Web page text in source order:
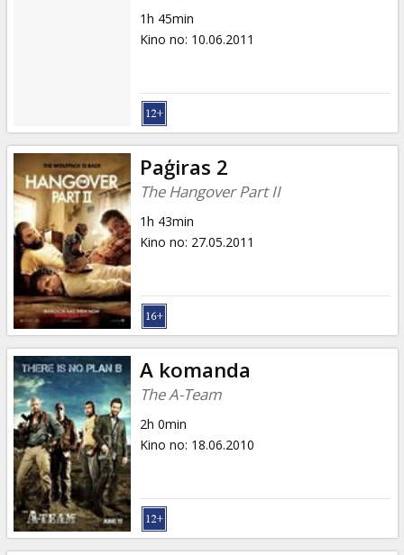
1h 45min
Kino no: 10.06.2011
Paģiras 2
The Hangover Part II
1h 43min
Kino no: 27.05.2011
A komanda
The A-Team
2h 0min
Kino no: 18.06.2010